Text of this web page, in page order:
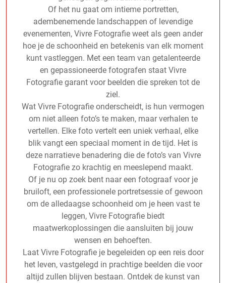
Of het nu gaat om intieme portretten,
adembenemende landschappen of levendige
evenementen, Vivre Fotografie weet als geen ander
hoe je de schoonheid en betekenis van elk moment
kunt vastleggen. Met een team van getalenteerde
en gepassioneerde fotografen staat Vivre
Fotografie garant voor beelden die spreken tot de
ziel.
Wat Vivre Fotografie onderscheidt, is hun vermogen
om niet alleen foto’s te maken, maar verhalen te
vertellen. Elke foto vertelt een uniek verhaal, elke
blik vangt een speciaal moment in de tijd. Het is
deze narratieve benadering die de foto’s van Vivre
Fotografie zo krachtig en meeslepend maakt.
Of je nu op zoek bent naar een fotograaf voor je
bruiloft, een professionele portretsessie of gewoon
om de alledaagse schoonheid om je heen vast te
leggen, Vivre Fotografie biedt
maatwerkoplossingen die aansluiten bij jouw
wensen en behoeften.
Laat Vivre Fotografie je begeleiden op een reis door
het leven, vastgelegd in prachtige beelden die voor
altijd zullen blijven bestaan. Ontdek de kunst van